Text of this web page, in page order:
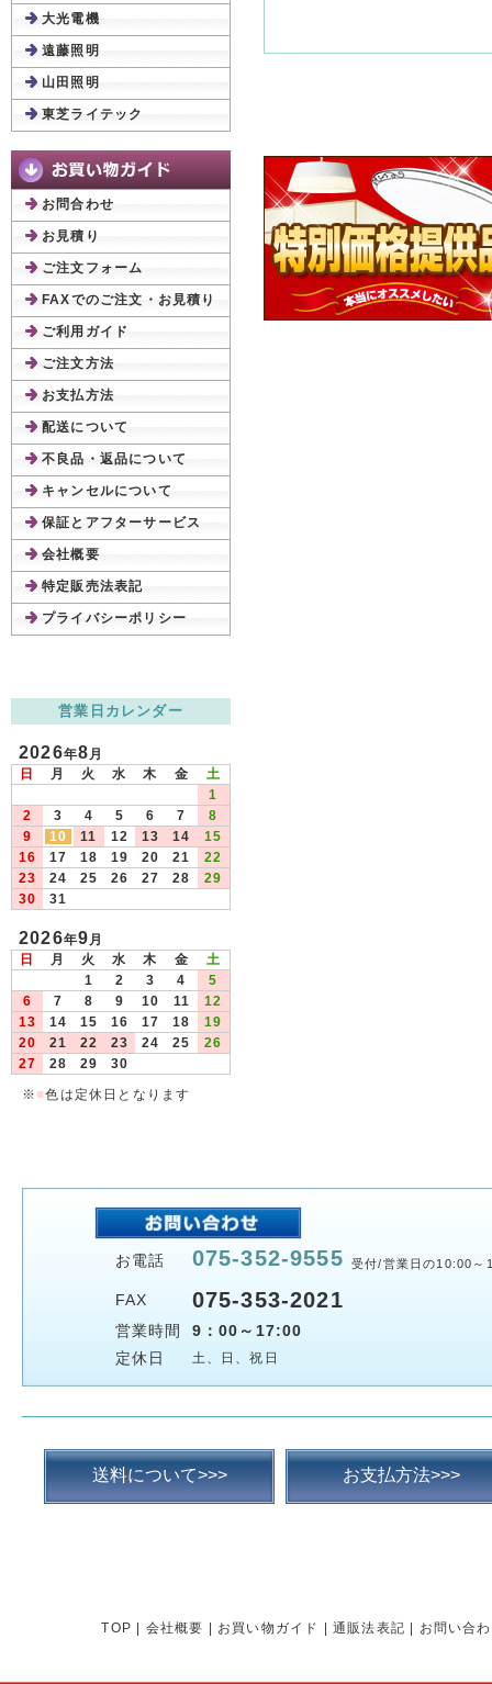
大光電機
遠藤照明
山田照明
東芝ライテック
お問合わせ
お見積り
ご注文フォーム
FAXでのご注文・お見積り
ご利用ガイド
ご注文方法
お支払方法
配送について
不良品・返品について
キャンセルについて
保証とアフターサービス
会社概要
特定販売法表記
プライバシーポリシー
営業日カレンダー
2026年8月
日
月 火 水 木 金
土
1
2
3 4 5 6 7
8
9
10 11 12 13 14
15
16
17 18 19 20 21
22
23
24 25 26 27 28
29
30
31
2026年9月
日
月 火 水 木 金
土
1
2 3 4
5
6
7 8 9 10 11
12
13
14 15 16 17 18
19
20
21 22 23 24 25
26
27
28 29
30
※ ■色は定休日となります
お電話 075-352-9555 受付/営業日の10:00～
FAX 075-353-2021
営業時間
9：00～17:00
定休日
土、日、祝日
送料について>>> お支払方法>>>
TOP 会社概要 お買い物ガイド 通販法表記 お問い合